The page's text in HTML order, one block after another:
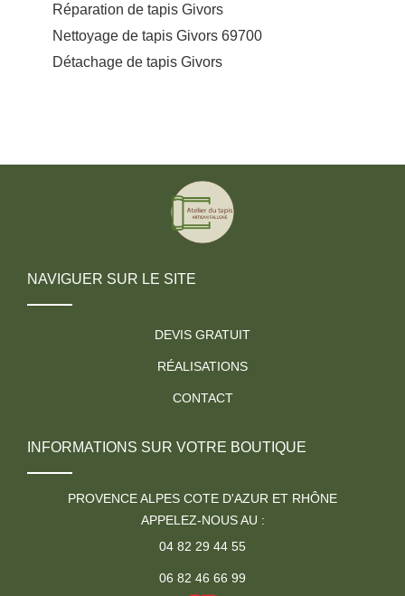
Réparation de tapis Givors
Nettoyage de tapis Givors 69700
Détachage de tapis Givors
NAVIGUER SUR LE SITE
DEVIS GRATUIT
RÉALISATIONS
CONTACT
INFORMATIONS SUR VOTRE BOUTIQUE
PROVENCE ALPES COTE D'AZUR ET RHÔNE
APPELEZ-NOUS AU :
04 82 29 44 55
06 82 46 66 99